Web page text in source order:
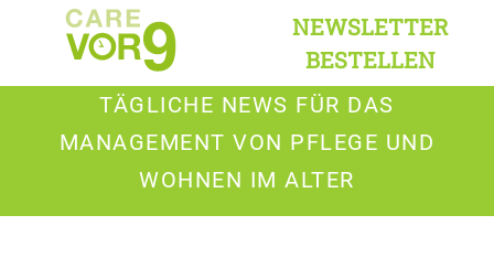
NEWSLETTER
BESTELLEN
TÄGLICHE NEWS FÜR DAS
MANAGEMENT VON PFLEGE UND
WOHNEN IM ALTER